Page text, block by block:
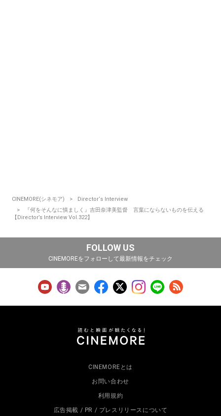
CINEMORE(シネモア)
Director‘s Interview
『何をそんなに慎ましく』吉田奈津美監督 言葉にならないものを伝える
【Director’s Interview Vol.322】
FOLLOW US
CINEMOREをフォローして最新情報をチェック
CINEMOREとは
お問い合わせ
利用規約
広告掲載 / PR / プレスリリースについて